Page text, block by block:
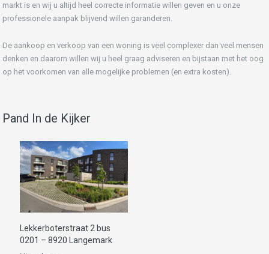
markt is en wij u altijd heel correcte informatie willen geven en u onze
professionele aanpak blijvend willen garanderen.
De aankoop en verkoop van een woning is veel complexer dan veel mensen
denken en daarom willen wij u heel graag adviseren en bijstaan met het oog
op het voorkomen van alle mogelijke problemen (en extra kosten).
Pand In de Kijker
Lekkerboterstraat 2 bus
0201 – 8920 Langemark